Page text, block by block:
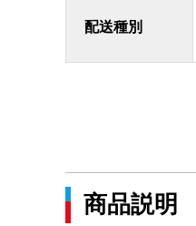
配送種別
商品説明